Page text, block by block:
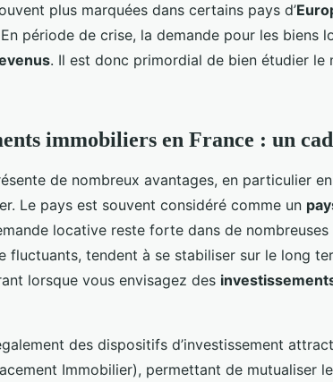
plus marquées dans certains pays d’
période de crise, la demande pour les biens
. Il est donc primordial de bien étudier le
immobiliers en France : un
de nombreux avantages, en particulier
Le pays est souvent considéré comme un
locative reste forte dans de
fluctuants, tendent à se stabiliser sur le long
lorsque vous envisagez des
des dispositifs d’investissement
Immobilier), permettant de mutualiser